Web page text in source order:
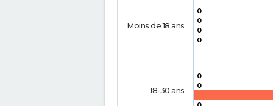
0
0
0
0
0
0
Moins de 18 ans
18-30 ans